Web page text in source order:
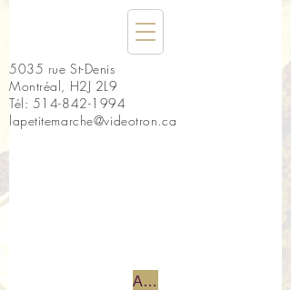
5035 rue St-Denis
Montréal, H2J 2L9
Tél: 514-842-1994
lapetitemarche@videotron.ca
Accueil